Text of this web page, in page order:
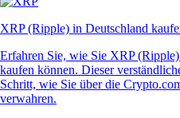
XRP (Ripple) in Deutschland
Erfahren Sie, wie Sie XRP
kaufen können. Dieser
Schritt, wie Sie über die
verwahren.